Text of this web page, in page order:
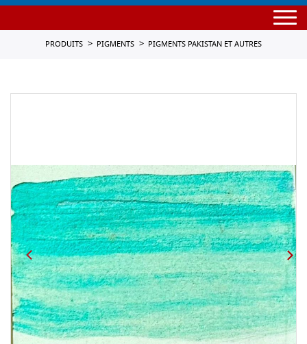
PRODUITS PIGMENTS PIGMENTS PAKISTAN ET AUTRES